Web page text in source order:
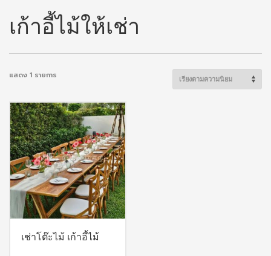
เก้าอี้ไม้ให้เช่า
แสดง 1 รายการ
เช่าโต๊ะไม้ เก้าอี้ไม้